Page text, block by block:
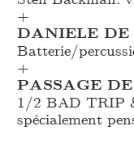
+
DANIELE DE
Batterie/
+
PASSAGE
1/2 BAD TRIP
spécialement